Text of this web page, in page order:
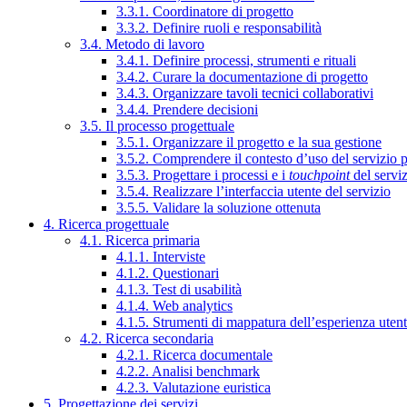
3.3.1. Coordinatore di progetto
3.3.2. Definire ruoli e responsabilità
3.4. Metodo di lavoro
3.4.1. Definire processi, strumenti e rituali
3.4.2. Curare la documentazione di progetto
3.4.3. Organizzare tavoli tecnici collaborativi
3.4.4. Prendere decisioni
3.5. Il processo progettuale
3.5.1. Organizzare il progetto e la sua gestione
3.5.2. Comprendere il contesto d’uso del servizio
3.5.3. Progettare i processi e i touchpointdel
3.5.4. Realizzare l’interfaccia utente del servizio
3.5.5. Validare la soluzione ottenuta
4. Ricerca progettuale
4.1. Ricerca primaria
4.1.1. Interviste
4.1.2. Questionari
4.1.3. Test di usabilità
4.1.4. Web analytics
4.1.5. Strumenti di mappatura dell’esperienza
4.2. Ricerca secondaria
4.2.1. Ricerca documentale
4.2.2. Analisi benchmark
4.2.3. Valutazione euristica
5. Progettazione dei servizi